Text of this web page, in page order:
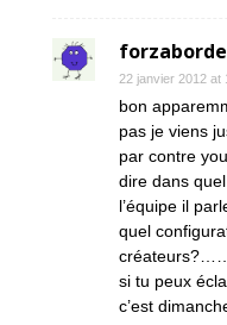
22 janvier 2012 at
bon
pas je viens
par contre
dire dans
l’équipe il
quel
si tu peux
c’est